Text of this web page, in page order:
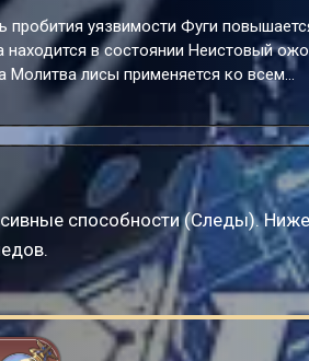
пробития уязвимости Фуги
находится в состоянии Неистовый
Молитва лисы применяется ко всем
способности (Следы). Ниже